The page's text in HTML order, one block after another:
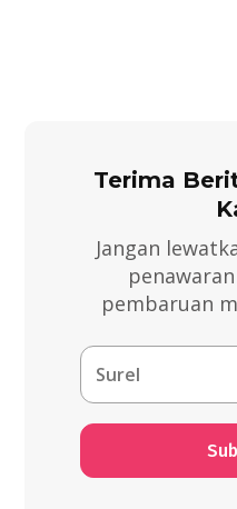
Terima
Jangan
pembaruan